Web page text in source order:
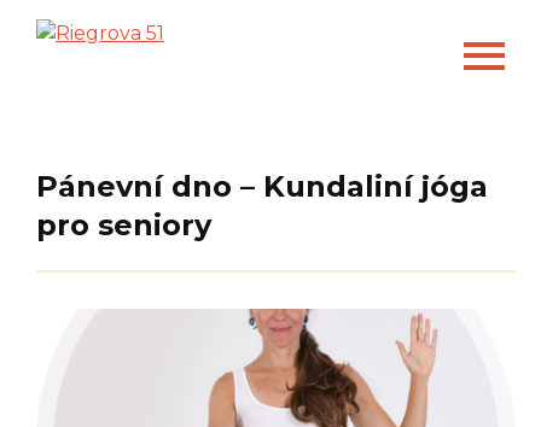
Pánevní dno – Kundaliní jóga
pro seniory